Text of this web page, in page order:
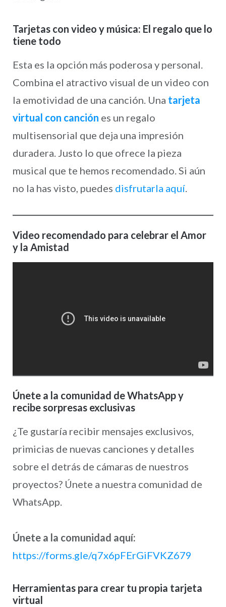
Tarjetas con video y música: El regalo que lo
tiene todo
Esta es la opción más poderosa y personal.
Combina el atractivo visual de un video con
la emotividad de una canción. Una tarjeta
virtual con canción es un regalo
multisensorial que deja una impresión
duradera. Justo lo que ofrece la pieza
musical que te hemos recomendado. Si aún
no la has visto, puedes disfrutarla aquí.
Video recomendado para celebrar el Amor
y la Amistad
Únete a la comunidad de WhatsApp y
recibe sorpresas exclusivas
¿Te gustaría recibir mensajes exclusivos,
primicias de nuevas canciones y detalles
sobre el detrás de cámaras de nuestros
proyectos? Únete a nuestra comunidad de
WhatsApp.
Únete a la comunidad aquí:
https://forms.gle/q7x6pFErGiFVKZ679
Herramientas para crear tu propia tarjeta
virtual